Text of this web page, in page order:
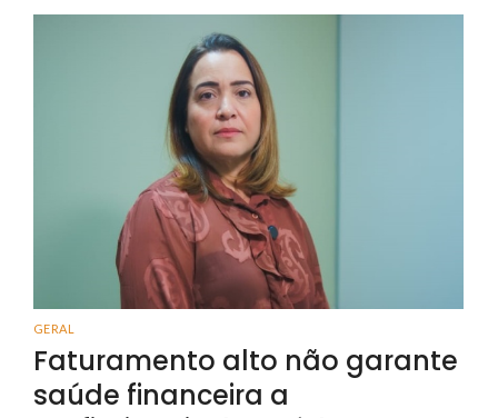
GERAL
Faturamento alto não garante
saúde financeira a